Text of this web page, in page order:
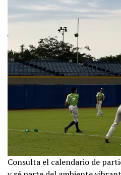
Consulta el calendario de